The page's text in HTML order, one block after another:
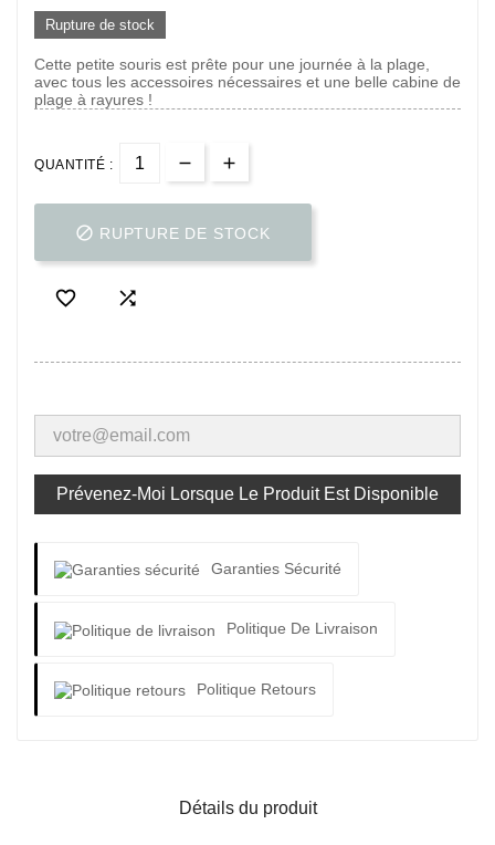
Rupture de stock
Cette petite souris est prête pour une journée à la plage,
avec tous les accessoires nécessaires et une belle cabine de
plage à rayures !
QUANTITÉ :
 RUPTURE DE STOCK
 
Prévenez-Moi Lorsque Le Produit Est Disponible
Garanties Sécurité
Politique De Livraison
Politique Retours
Détails du produit